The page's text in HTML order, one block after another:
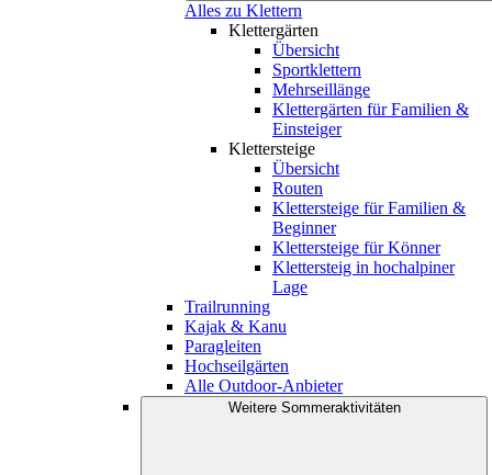
Alles zu Klettern
Klettergärten
Übersicht
Sportklettern
Mehrseillänge
Klettergärten für Familien &
Einsteiger
Klettersteige
Übersicht
Routen
Klettersteige für Familien &
Beginner
Klettersteige für Könner
Klettersteig in hochalpiner
Lage
Trailrunning
Kajak & Kanu
Paragleiten
Hochseilgärten
Alle Outdoor-Anbieter
Weitere Sommeraktivitäten